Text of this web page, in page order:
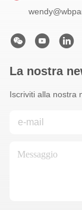
La nostra
Iscriviti alla nostra